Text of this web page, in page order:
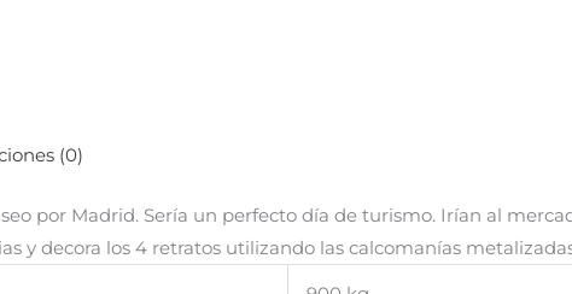
(0)
por Madrid. Sería un perfecto día de turismo. Irían al
y decora los 4 retratos utilizando las calcomanías